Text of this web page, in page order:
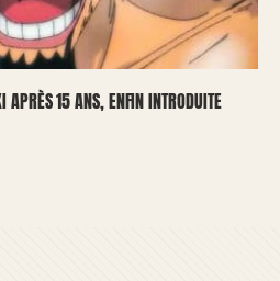
APRÈS 15 ANS, ENFIN INTRODUITE